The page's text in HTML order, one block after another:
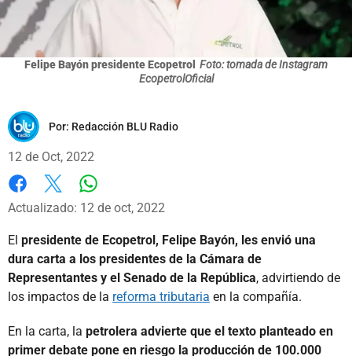
Felipe Bayón presidente Ecopetrol Foto: tomada de Instagram
EcopetrolOficial
Por: Redacción BLU Radio
12 de Oct, 2022
Facebook
X
Actualizado: 12 de oct, 2022
El presidente de Ecopetrol, Felipe Bayón, les envió una
dura carta a los presidentes de la Cámara de
Representantes y el Senado de la República, advirtiendo de
los impactos de la reforma tributaria en la compañía.
En la carta, la petrolera advierte que el texto planteado en
primer debate pone en riesgo la producción de 100.000